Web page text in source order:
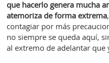
que hacerlo genera mucha
atemoriza de forma extrema
contagiar por más
no siempre se queda aquí,
al extremo de adelantar que